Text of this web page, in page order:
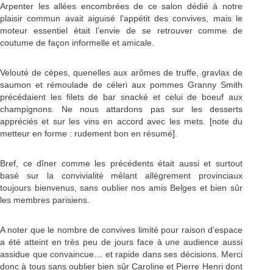
Arpenter les allées encombrées de ce salon dédié à notre
plaisir commun avait aiguisé l’appétit des convives, mais le
moteur essentiel était l’envie de se retrouver comme de
coutume de façon informelle et amicale.
Velouté de cèpes, quenelles aux arômes de truffe, gravlax de
saumon et rémoulade de céleri aux pommes Granny Smith
précédaient les filets de bar snacké et celui de boeuf aux
champignons. Ne nous attardons pas sur les desserts
appréciés et sur les vins en accord avec les mets. [note du
metteur en forme : rudement bon en résumé].
Bref, ce dîner comme les précédents était aussi et surtout
basé sur la convivialité mêlant allègrement provinciaux
toujours bienvenus, sans oublier nos amis Belges et bien sûr
les membres parisiens.
A noter que le nombre de convives limité pour raison d’espace
a été atteint en très peu de jours face à une audience aussi
assidue que convaincue… et rapide dans ses décisions. Merci
donc à tous sans oublier bien sûr Caroline et Pierre Henri dont